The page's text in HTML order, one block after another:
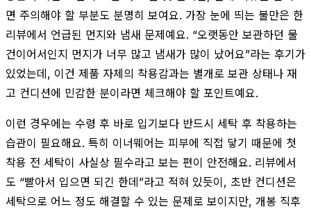
면 주의해야 할 부분도 분명히 보여요. 가장 눈에 띄는 불만은 한
리뷰에서 언급된 먼지와 냄새 문제예요. “오랫동안 보관하던 물
건이어서인지 먼지가 너무 많고 냄새가 많이 났어요”라는 후기가
있었는데, 이건 제품 자체의 착용감과는 별개로 보관 상태나 재
고 컨디션에 민감한 분이라면 체크해야 할 포인트예요.
이런 경우에는 수령 후 바로 입기보다 반드시 세탁 후 착용하는
습관이 필요해요. 특히 이너웨어는 피부에 직접 닿기 때문에 첫
착용 전 세탁이 사실상 필수라고 보는 편이 안전해요. 리뷰에서
도 “빨아서 입으면 되긴 한데”라고 적혀 있듯이, 초반 컨디션은
세탁으로 어느 정도 해결할 수 있는 문제로 보이지만, 개봉 직후